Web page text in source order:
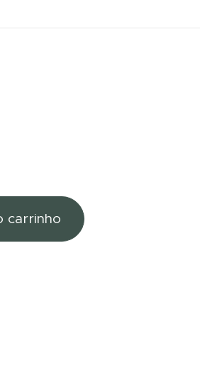
carrinho